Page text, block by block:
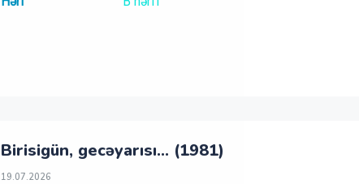
Birisigün, gecəyarısı... (1981)
19.07.2026